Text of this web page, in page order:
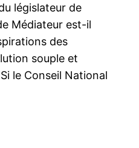
législateur de
Médiateur est-il
des
souple et
le Conseil National